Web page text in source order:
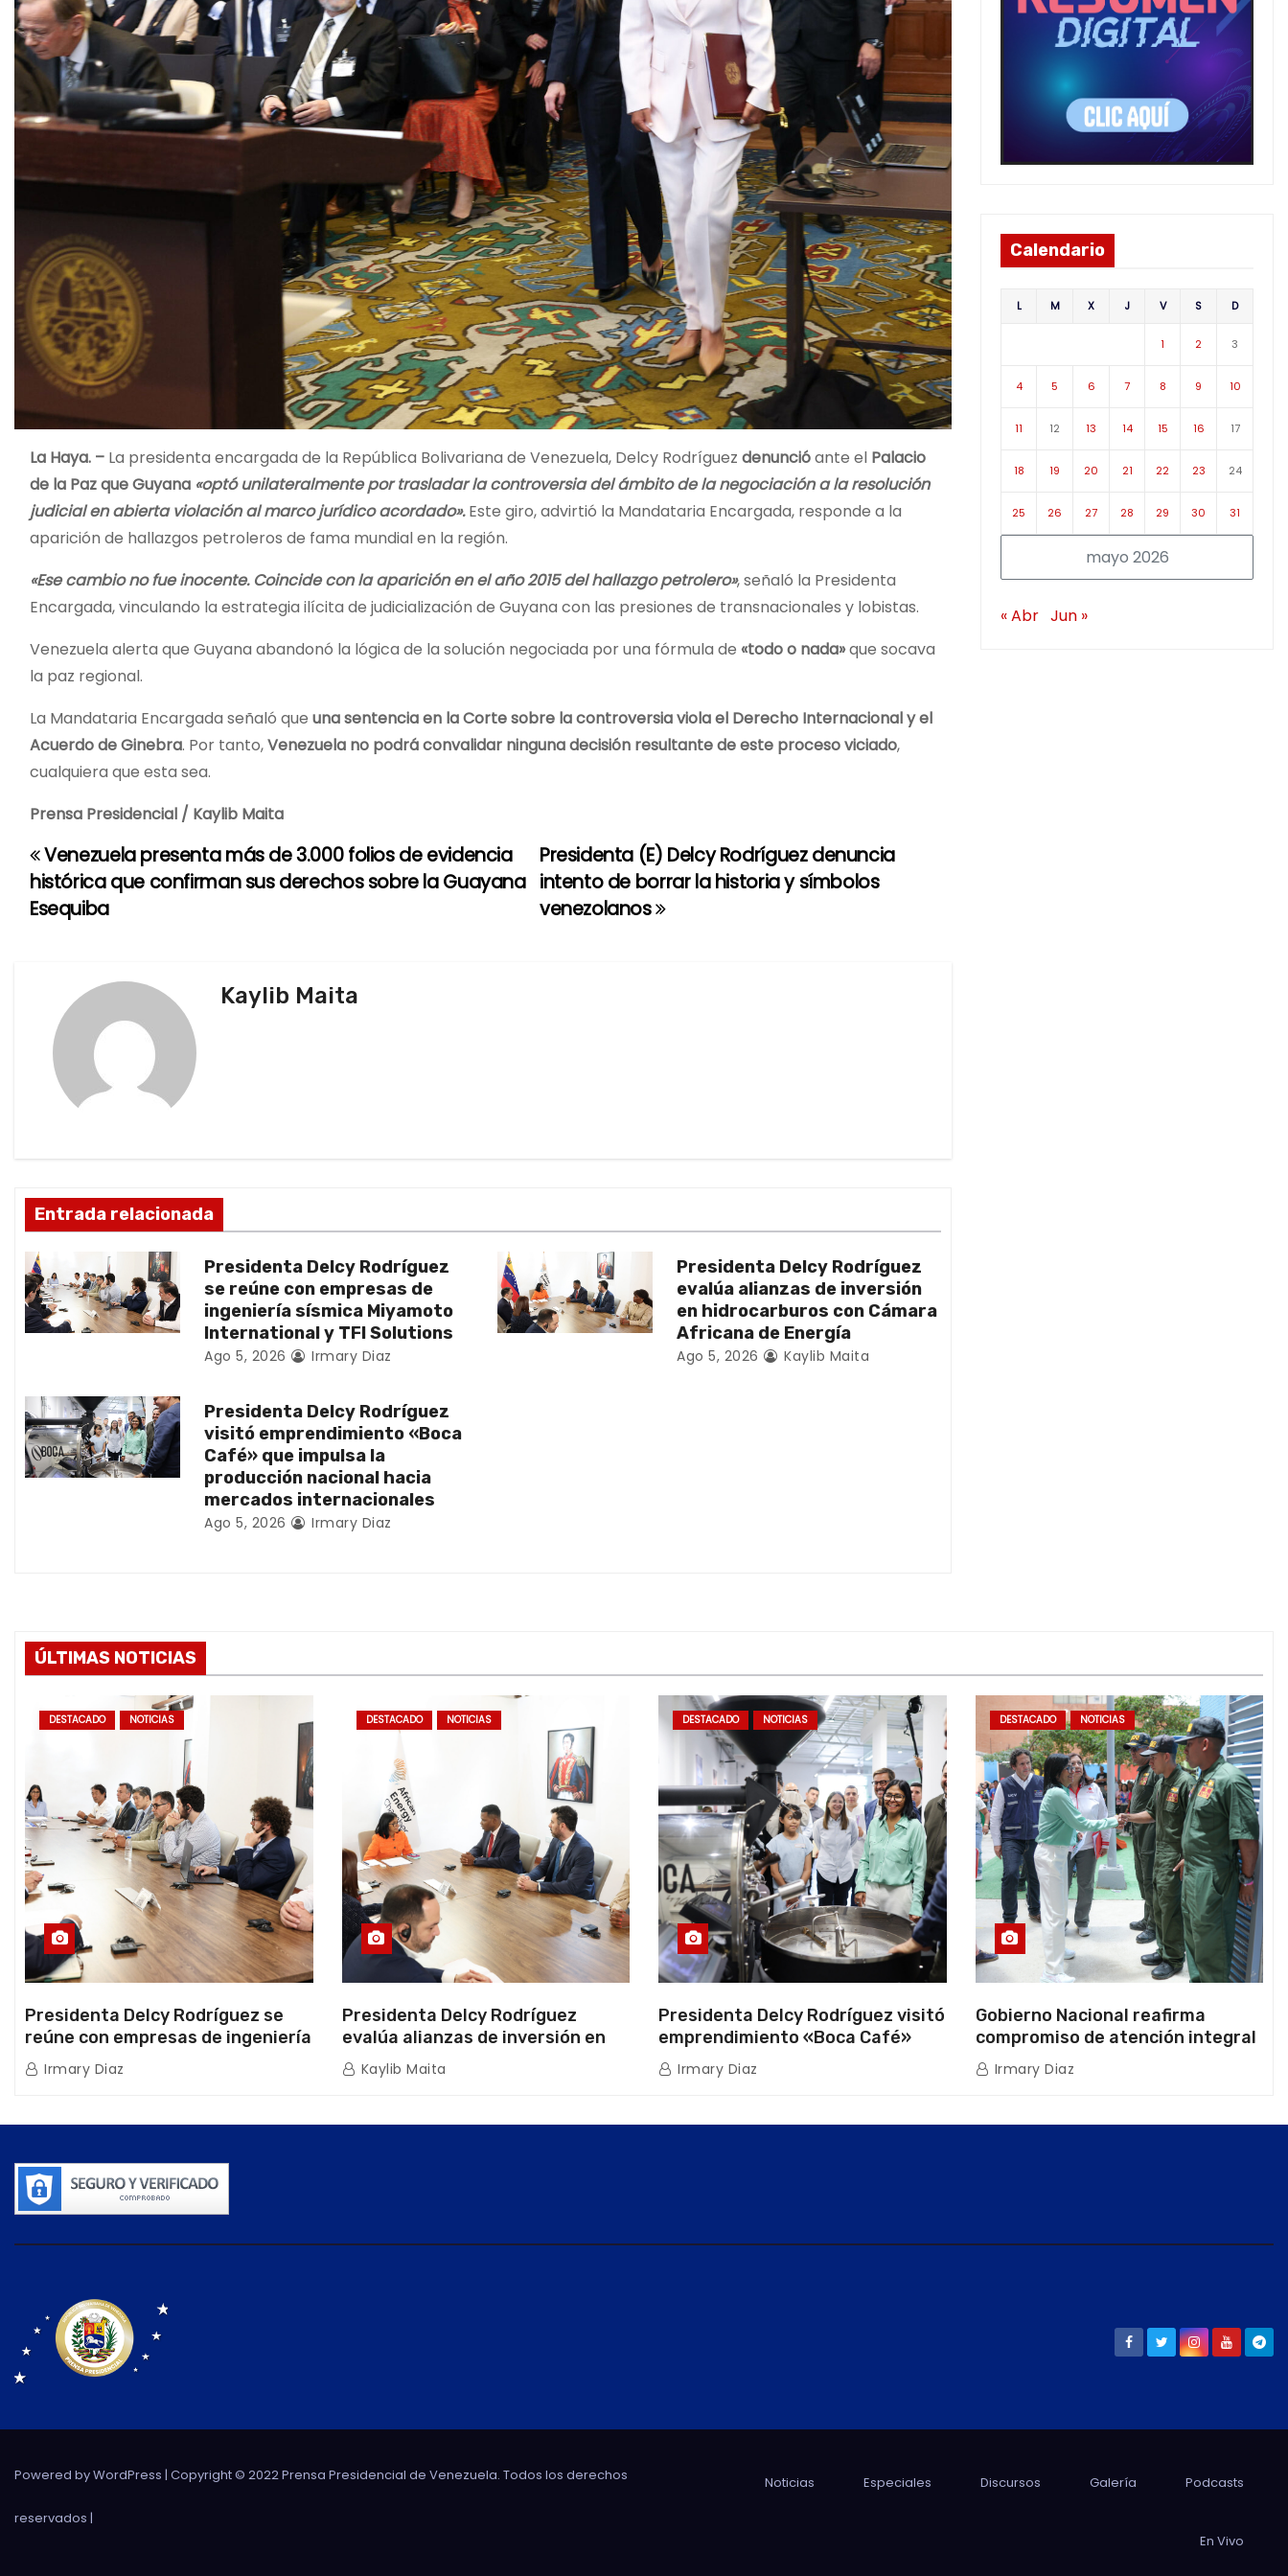
La Haya. – La presidenta encargada de la República Bolivariana de Venezuela, Delcy Rodríguez denuncióante el Palacio
de la Paz que Guyana «optó unilateralmente por trasladar la controversia del ámbito de la negociación a la resolución
judicial en abierta violación al marco jurídico acordado».Este giro, advirtió la Mandataria Encargada, responde a la
aparición de hallazgos petroleros de fama mundial en la región.
«Ese cambio no fue inocente. Coincide con la aparición en el año 2015 del hallazgo petrolero», señaló la Presidenta
Encargada, vinculando la estrategia ilícita de judicialización de Guyana con las presiones de transnacionales y lobistas.
Venezuela alerta que Guyana abandonó la lógica de la solución negociada por una fórmula de «todo o nada»que socava
la paz regional.
La Mandataria Encargada señaló que una sentencia en la Corte sobre la controversia viola el Derecho Internacional y el
Acuerdo de Ginebra. Por tanto,Venezuela no podrá convalidar ninguna decisión resultante de este proceso viciado,
cualquiera que esta sea.
Prensa Presidencial / Kaylib Maita
N
a
n
d
e
e
t
r
Presidenta (E) Delcy Rodríguez denuncia
intento de borrar la historia y símbolos
venezolanos
Venezuela presenta más de 3.000 folios de evidencia
histórica que confirman sus derechos sobre la Guayana
Esequiba
Kaylib Maita
Entrada relacionada
Presidenta Delcy Rodríguez
se reúne con empresas de
ingeniería sísmica Miyamoto
International y TFI Solutions
Ago 5, 2026 Irmary Diaz
Presidenta Delcy Rodríguez
evalúa alianzas de inversión
en hidrocarburos con Cámara
Africana de Energía
Ago 5, 2026 Kaylib Maita
Presidenta Delcy Rodríguez
visitó emprendimiento «Boca
Café» que impulsa la
producción nacional hacia
mercados internacionales
Ago 5, 2026 Irmary Diaz
Calendario
mayo 2026
L M X J V S D
1 2 3
4 5 6 7 8 9 10
11 12 13 14 15 16 17
18 19 20 21 22 23 24
25 26 27 28 29 30 31
« Abr Jun »
ÚLTIMAS NOTICIAS
DESTACADO NOTICIAS
Presidenta Delcy Rodríguez se
reúne con empresas de ingeniería
sísmica Miyamoto International y
TFI Solutions
Irmary Diaz
DESTACADO NOTICIAS
Presidenta Delcy Rodríguez
evalúa alianzas de inversión en
hidrocarburos con Cámara
Africana de Energía
Kaylib Maita
DESTACADO NOTICIAS
Presidenta Delcy Rodríguez visitó
emprendimiento «Boca Café»
que impulsa la producción
nacional hacia mercados
Irmary Diaz
DESTACADO NOTICIAS
Gobierno Nacional reafirma
compromiso de atención integral
a la población venezolana tras
doblete sísmico
Irmary Diaz
Powered by WordPress | Copyright © 2022 Prensa Presidencial de Venezuela. Todos los derechos
reservados |
Noticias Especiales Discursos Galería Podcasts
En Vivo